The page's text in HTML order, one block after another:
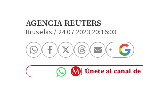
AGENCIA REUTERS
Bruselas / 24.07.2023 20:16:03
Únete al canal